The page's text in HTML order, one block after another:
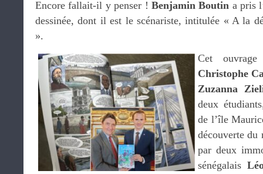
Encore fallait-il y penser ! Benjamin Boutin a pris
dessinée, dont il est le scénariste, intitulée « A la
».
Cet ouvrage
Christophe
Zuzanna
deux
de l’île
découverte du
par deux
sénégalais